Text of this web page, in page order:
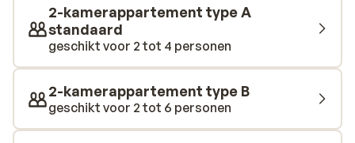
waar je aan kunt schuiven in een van de vele restaurants
voor een authentiek Frans diner. Dat wordt genieten!
2-kamerappartement type A
standaard
geschikt voor 2 tot 4 personen
2-kamerappartement type B
geschikt voor 2 tot 6 personen